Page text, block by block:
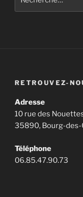
RETROUVEZ-
Adresse
10 rue des
35890, Bourg-
Téléphone
06.85.47.90.73